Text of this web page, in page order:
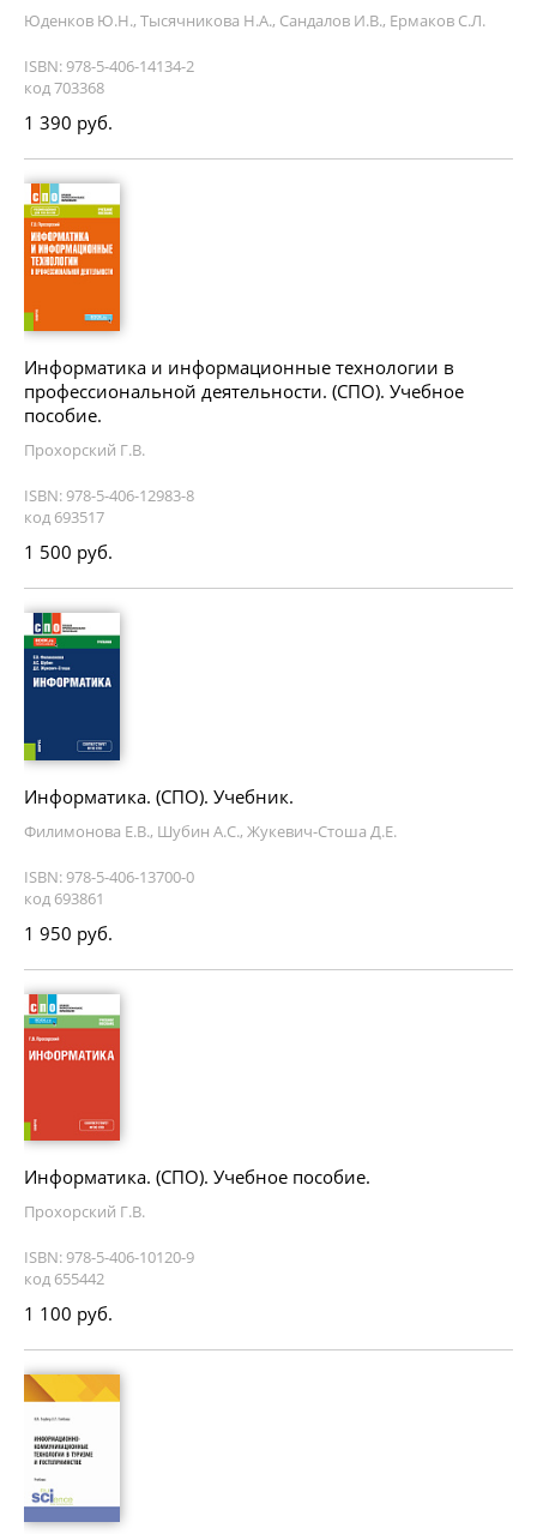
Юденков Ю.Н., Тысячникова Н.А., Сандалов И.В., Ермаков С.Л.
ISBN: 978-5-406-14134-2
код 703368
1 390 руб.
Информатика и информационные технологии в
профессиональной деятельности. (СПО). Учебное
пособие.
Прохорский Г.В.
ISBN: 978-5-406-12983-8
код 693517
1 500 руб.
Информатика. (СПО). Учебник.
Филимонова Е.В., Шубин А.С., Жукевич-Стоша Д.Е.
ISBN: 978-5-406-13700-0
код 693861
1 950 руб.
Информатика. (СПО). Учебное пособие.
Прохорский Г.В.
ISBN: 978-5-406-10120-9
код 655442
1 100 руб.